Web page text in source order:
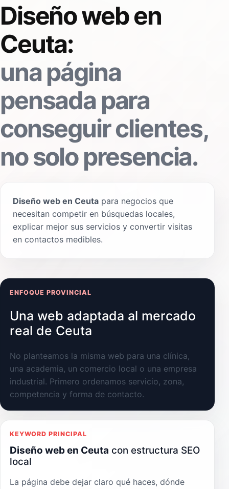
Diseño web en
Ceuta:
una página
pensada para
conseguir clientes,
no solo presencia.
Diseño web en Ceuta para negocios que
necesitan competir en búsquedas locales,
explicar mejor sus servicios y convertir visitas
en contactos medibles.
ENFOQUE PROVINCIAL
Una web adaptada al mercado
real de Ceuta
No planteamos la misma web para una clínica,
una academia, un comercio local o una empresa
industrial. Primero ordenamos servicio, zona,
competencia y forma de contacto.
KEYWORD PRINCIPAL
Diseño web en Ceuta con estructura SEO
local
La página debe dejar claro qué haces, dónde